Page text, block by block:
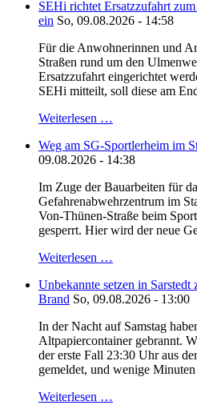
SEHi richtet Ersatzzufahrt
ein So, 09.08.2026 - 14:58
Für die Anwohnerinnen und
Straßen rund um den
Ersatzzufahrt eingerichtet
SEHi mitteilt, soll diese am
Weiterlesen …
Weg am SG-Sportlerheim im
09.08.2026 - 14:38
Im Zuge der Bauarbeiten für
Gefahrenabwehrzentrum im
Von-Thünen-Straße beim
gesperrt. Hier wird der neue
Weiterlesen …
Unbekannte setzen in
Brand So, 09.08.2026 - 13:00
In der Nacht auf Samstag
Altpapiercontainer gebrannt.
der erste Fall 23:30 Uhr aus
gemeldet, und wenige Minuten
Weiterlesen …